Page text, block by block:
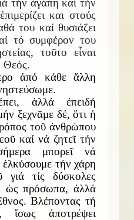
τήν ἀγάπη καί τήν
και στούς
του καί θυσιάζει
τό συμφέρον του
τοῦτο εἶναι
Θεός.
ἀπό κάθε ἄλλη
ἀλλά ἐπειδή
ξεχνᾶμε δέ, ὅτι ἡ
τοῦ ἀνθρώπου
καί νά ζητεῖ τήν
μπορεῖ νά
ἑλκύσουμε τήν χάρη
τίς δύσκολες
ὡς πρόσωπα, ἀλλά
Βλέποντας τή
ἀποτρέψει